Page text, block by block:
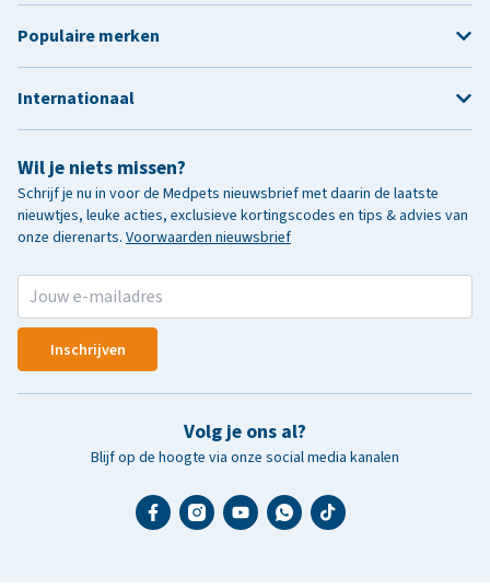
Wil je niets missen?
Schrijf je nu in voor de Medpets nieuwsbrief met daarin de laatste
nieuwtjes, leuke acties, exclusieve kortingscodes en tips & advies van
onze dierenarts. Voorwaarden nieuwsbrief
Inschrijven
Volg je ons al?
Blijf op de hoogte via onze social media kanalen
Populaire merken
Internationaal